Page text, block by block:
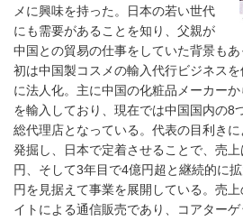
メに興味を持った。日本の若い世代
にも需要があることを知り、父親が
中国との貿易の仕事をしていた背景も
初は中国製コスメの輸入代行ビジネス
に法人化。主に中国の化粧品メーカー
を輸入しており、現在では中国国内の8
総代理店となっている。代表の目利き
発掘し、日本で定着させることで、売
円、そして3年目で4億円超と継続的に
円を見据えて事業を展開している。売
イトによる通信販売であり、コアター